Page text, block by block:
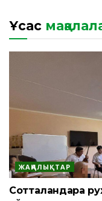
Ұқсас
ЖАҢАЛЫҚТАР
Сотталғандарға